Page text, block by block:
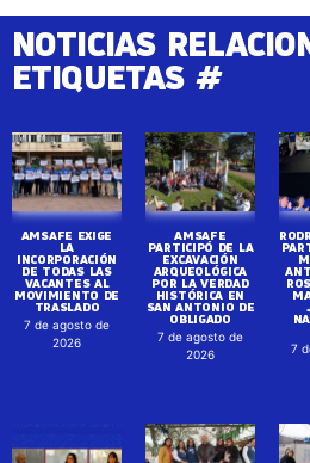
NOTICIAS
ETIQUETAS #
AMSAFE EXIGE
LA
INCORPORACIÓN
DE TODAS LAS
VACANTES AL
MOVIMIENTO DE
TRASLADO
7 de agosto de
2026
AMSAFE
PARTICIPÓ DE LA
EXCAVACIÓN
ARQUEOLÓGICA
POR LA VERDAD
HISTÓRICA EN
SAN ANTONIO DE
OBLIGADO
7 de agosto de
2026
7